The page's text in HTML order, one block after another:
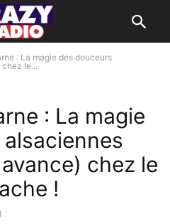
: La magie des douceurs
le...
: La magie
chez le
!